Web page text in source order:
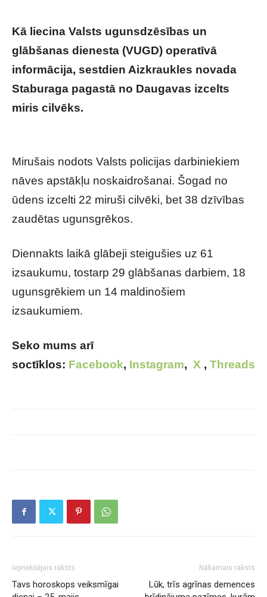
Kā liecina Valsts ugunsdzēsības un
glābšanas dienesta (VUGD) operatīvā
informācija, sestdien Aizkraukles novada
Staburaga pagastā no Daugavas izcelts
miris cilvēks.
Mirušais nodots Valsts policijas darbiniekiem
nāves apstākļu noskaidrošanai. Šogad no
ūdens izcelti 22 miruši cilvēki, bet 38 dzīvības
zaudētas ugunsgrēkos.
Diennakts laikā glābeji steigušies uz 61
izsaukumu, tostarp 29 glābšanas darbiem, 18
ugunsgrēkiem un 14 maldinošiem
izsaukumiem.
Seko mums arī
soctīklos: Facebook, Instagram, X , Threads
Iepriekšējais raksts
Tavs horoskops veiksmīgai
Nākamais raksts
Lūk, trīs agrīnas demences